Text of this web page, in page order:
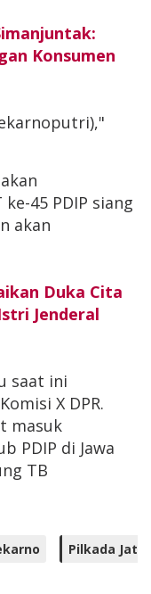
Konsumen
45 PDIP siang
akan
Duka Cita
Jenderal
saat ini
X DPR.
masuk
PDIP di Jawa
TB
Pilkada